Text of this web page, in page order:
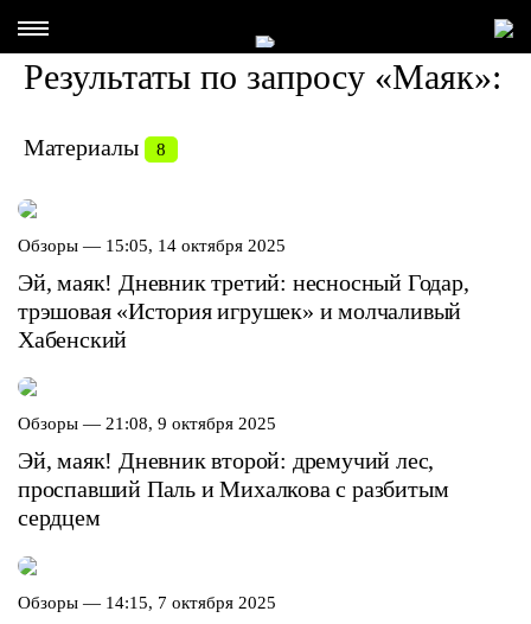
Результаты по запросу «Маяк»:
Материалы 8
Обзоры — 15:05, 14 октября 2025
Эй, маяк! Дневник третий: несносный Годар,
трэшовая «История игрушек» и молчаливый
Хабенский
Обзоры — 21:08, 9 октября 2025
Эй, маяк! Дневник второй: дремучий лес,
проспавший Паль и Михалкова с разбитым
сердцем
Обзоры — 14:15, 7 октября 2025